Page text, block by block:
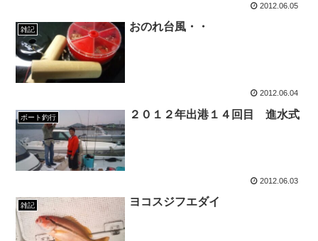
2012.06.05
雑記 おのれ台風・・
2012.06.04
ボート釣行 ２０１２年出港１４回目 進水式
2012.06.03
雑記 ヨコスジフエダイ